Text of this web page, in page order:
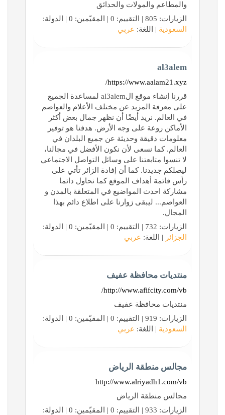
والمطاعم والمولات والحدائق
الزيارات: 805 | التقييم: 0 | المقيّمين: 0 | الدولة:
السعودية | اللغة: عربي
al3alem
https://www.aalam21.xyz/
قررنا إنشاء موقع الal3alem لمساعدة الجميع
على معرفة المزيد عن مختلف الأعلام والعواصم
في العالم. نريد أيضًا أن نظهر جمال بعض أكثر
الأماكن روعة على وجه الأرض. هدفنا هو توفير
معلومات دقيقة وحديثة عن جميع البلدان في
العالم. كما نسعى لأن نكون الأفضل في مجالنا،
لا تنسوا متابعتنا على وسائل التواصل الاجتماعي
ليصلكم جديدنا. كما أن إفادة الزائر تأتي على
رأس قائمة أهداف الموقع كما نحاول دائما
مشاركة احدث المواضيع في المتعلقة بالمدن و
العواصم... ليبقى زوارنا على اطلاع دائم بهذا
المجال.
الزيارات: 732 | التقييم: 0 | المقيّمين: 0 | الدولة:
الجزائر | اللغة: عربي
منتديات محافظة عفيف
http://www.afifcity.com/vb/
منتديات محافظة عفيف
الزيارات: 919 | التقييم: 0 | المقيّمين: 0 | الدولة:
السعودية | اللغة: عربي
مجالس منطقة الرياض
http://www.alriyadh1.com/vb
مجالس منطقة الرياض
الزيارات: 933 | التقييم: 0 | المقيّمين: 0 | الدولة: